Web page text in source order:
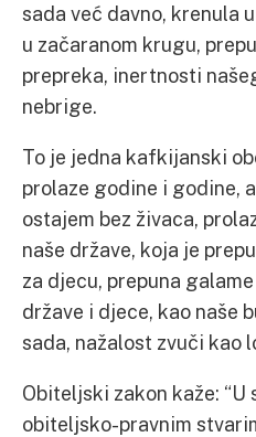
sada već davno, krenula
u začaranom krugu,
prepreka, inertnosti
nebrige.
To je jedna kafkijanski
prolaze godine i godine,
ostajem bez živaca,
naše države, koja je
za djecu, prepuna
države i djece, kao naše
sada, nažalost zvuči kao
Obiteljski zakon kaže: “U
obiteljsko-pravnim